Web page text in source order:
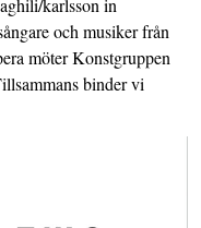
karlsson in
och musiker från
möter Konstgruppen
binder vi